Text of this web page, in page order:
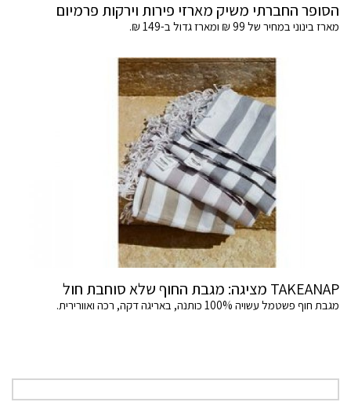
הסופר החברתי משיק מארזי פירות וירקות פרמיום
מארז בינוני במחיר של 99 ₪ ומארז גדול ב-149 ₪.
TAKEANAP מציגה: מגבת החוף שלא סוחבת חול
מגבת חוף פשטמל עשויה 100% כותנה, באריגה דקה, רכה ואוורירית.